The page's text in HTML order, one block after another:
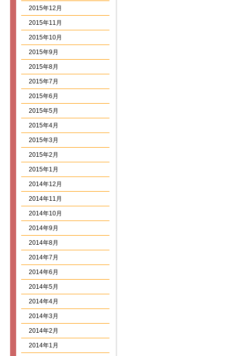
2015年12月
2015年11月
2015年10月
2015年9月
2015年8月
2015年7月
2015年6月
2015年5月
2015年4月
2015年3月
2015年2月
2015年1月
2014年12月
2014年11月
2014年10月
2014年9月
2014年8月
2014年7月
2014年6月
2014年5月
2014年4月
2014年3月
2014年2月
2014年1月